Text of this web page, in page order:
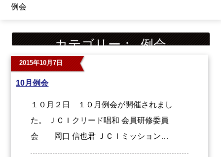
例会
カテゴリー： 例会
2015年10月7日
10月例会
１０月２日 １０月例会が開催されまし
た。 ＪＣＩクリード唱和 会員研修委員
会 岡口 信也君 ＪＣＩミッション…